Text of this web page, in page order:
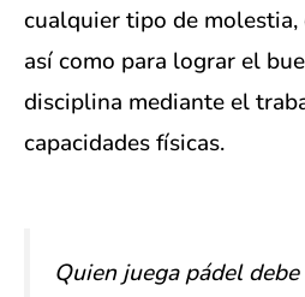
cualquier tipo de
así como para lograr el
disciplina mediante el
capacidades físicas.
Quien juega pádel